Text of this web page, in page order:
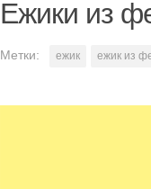
Ежики из
Метки: ежик ежик из